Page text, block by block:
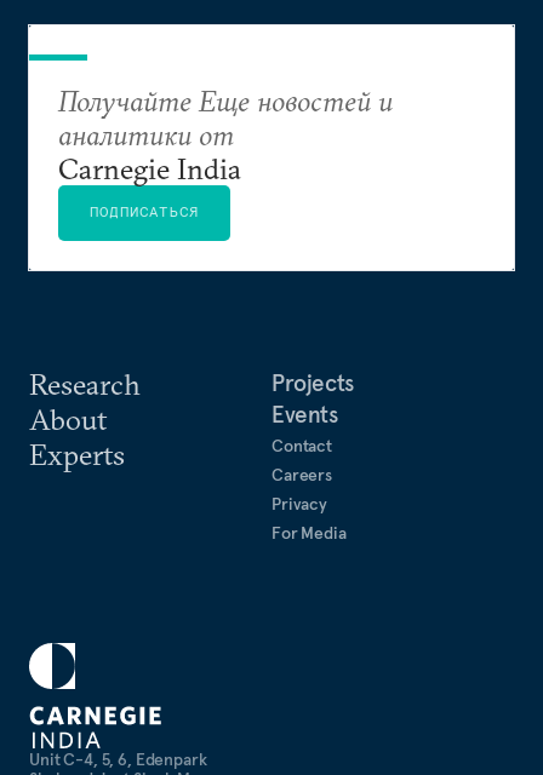
Unit C-4, 5, 6, Edenpark
Research
About
Experts
Projects
Events
Contact
Careers
Privacy
For Media
Получайте Еще новостей и
аналитики от
Carnegie India
ПОДПИСАТЬСЯ